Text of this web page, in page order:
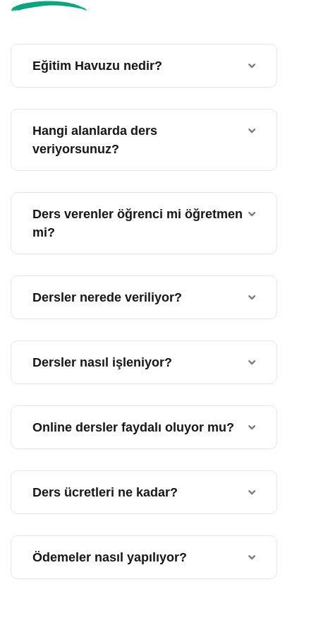
Eğitim Havuzu nedir?
Hangi alanlarda ders
veriyorsunuz?
Ders verenler öğrenci mi öğretmen
mi?
Dersler nerede veriliyor?
Dersler nasıl işleniyor?
Online dersler faydalı oluyor mu?
Ders ücretleri ne kadar?
Ödemeler nasıl yapılıyor?